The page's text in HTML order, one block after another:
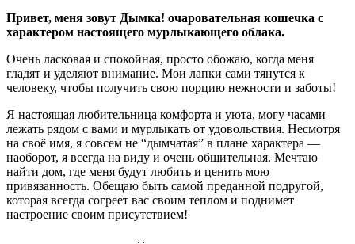
Привет, меня зовут Дымка! очаровательная кошечка с
характером настоящего мурлыкающего облака.
Очень ласковая и спокойная, просто обожаю, когда меня
гладят и уделяют внимание. Мои лапки сами тянутся к
человеку, чтобы получить свою порцию нежности и заботы!
Я настоящая любительница комфорта и уюта, могу часами
лежать рядом с вами и мурлыкать от удовольствия. Несмотря
на своё имя, я совсем не “дымчатая” в плане характера —
наоборот, я всегда на виду и очень общительная. Мечтаю
найти дом, где меня будут любить и ценить мою
привязанность. Обещаю быть самой преданной подругой,
которая всегда согреет вас своим теплом и поднимет
настроение своим присутствием!